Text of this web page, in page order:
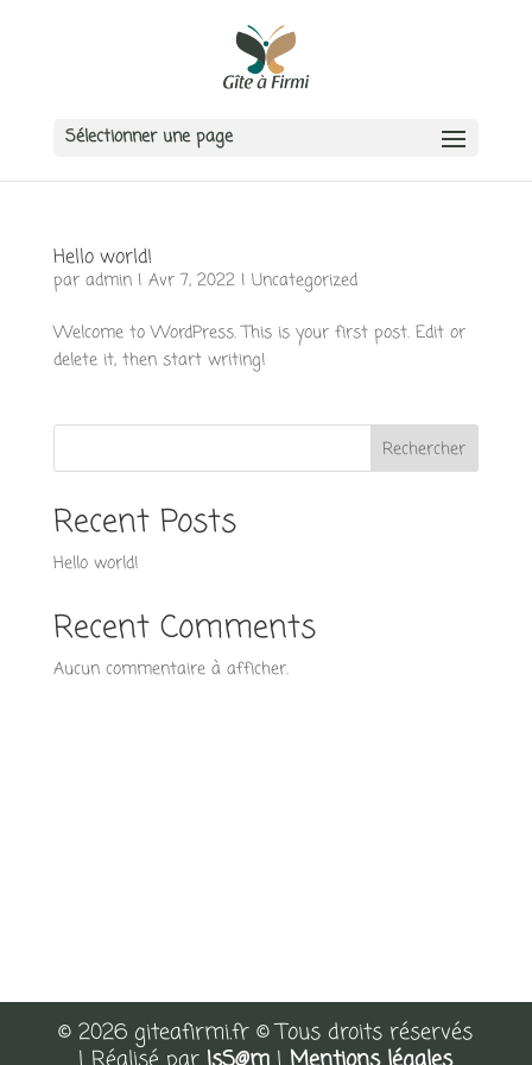
Sélectionner une page
Hello world!
par admin| Avr 7, 2022| Uncategorized
Welcome to WordPress. This is your first post. Edit or
delete it, then start writing!
Rechercher
Recent Posts
Hello world!
Recent Comments
Aucun commentaire à afficher.
© 2026 giteafirmi.fr © Tous droits réservés